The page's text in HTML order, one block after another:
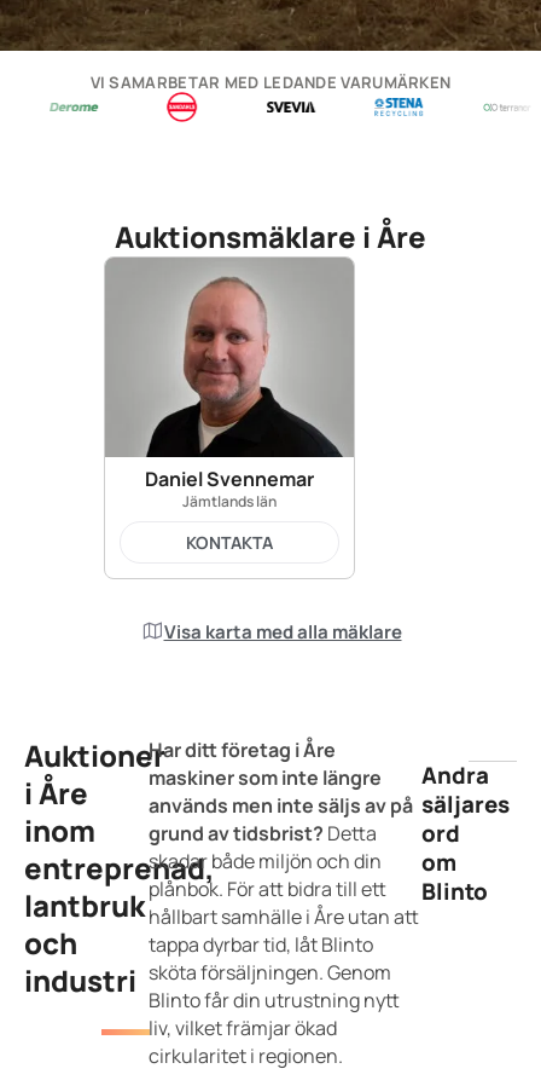
VI SAMARBETAR MED LEDANDE VARUMÄRKEN
Auktionsmäklare i Åre
Visa karta med alla mäklare
Daniel Svennemar
Jämtlands län
KONTAKTA
Auktioner
i Åre
inom
entreprenad,
lantbruk
och
industri
Har ditt företag i Åre
maskiner som inte längre
används men inte säljs av på
grund av tidsbrist? Detta
skadar både miljön och din
plånbok. För att bidra till ett
hållbart samhälle i Åre utan att
tappa dyrbar tid, låt Blinto
sköta försäljningen. Genom
Blinto får din utrustning nytt
liv, vilket främjar ökad
cirkularitet i regionen.
Andra
säljares
ord
om
Blinto